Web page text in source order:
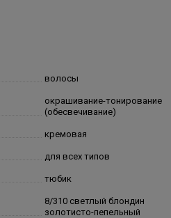
лаурет-2, пэг-40,
масло семян чиа, масло
натрия, тетранатрий эдта,
волосы
окрашивание-тонирование
(обесвечивание)
кремовая
для всех типов
тюбик
8/310 светлый блондин
золотисто-пепельный